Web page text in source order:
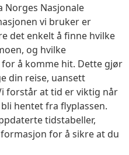
Nasjonale
vi bruker er
det enkelt å finne hvilke
og hvilke
å komme hit. Dette gjør
din reise, uansett
forstår at tid er viktig når
hentet fra flyplassen.
tidstabeller,
for å sikre at du